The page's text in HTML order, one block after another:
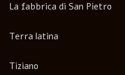
La fabbrica di San Pietro
Terra latina
Tiziano